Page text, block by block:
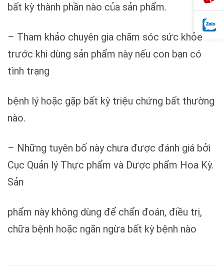
bất kỳ thành phần nào của sản phẩm.
– Tham khảo chuyên gia chăm sóc sức khỏe
trước khi dùng sản phẩm này nếu con bạn có
tình trạng
bệnh lý hoặc gặp bất kỳ triệu chứng bất thường
nào.
– Những tuyên bố này chưa được đánh giá bởi
Cục Quản lý Thực phẩm và Dược phẩm Hoa Kỳ.
Sản
phẩm này không dùng để chẩn đoán, điều trị,
chữa bệnh hoặc ngăn ngừa bất kỳ bệnh nào